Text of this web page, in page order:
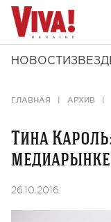
НОВОСТИ
ГЛАВНАЯ АРХИВ
Тина
26.10.2016